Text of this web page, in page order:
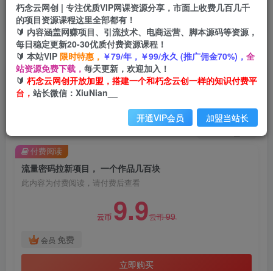
四导航 导航
APP下载
GO
首页 创业课程 会员免费 正文
流量密码拉新项目， 一个作品几百块
关注 私信
流量密码拉新项目， 一个作品几百块
此内容为付费阅读，请付费后查看
云币 9.9云币99
会员 免费
立即购买
付费阅读
朽念云网创 | 专注优质VIP网课资源分享，市面上收费几百几千
的项目资源课程这里全部都有！
🔰 内容涵盖网赚项目、引流技术、电商运营、脚本源码等资源，
每日稳定更新20-30优质付费资源课程！
🔰 本站VIP 限时特惠， ￥79/年，￥99/永久 (推广佣金70%)， 全
站资源免费下载， 每天更新，欢迎加入！
🔰 朽念云网创开放加盟，搭建一个和朽念云创一样的知识付费平
台， 站长微信：XiuNian__
开通VIP会员 加盟当站长